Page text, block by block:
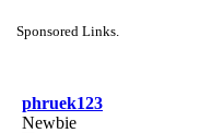
Sponsored Links.
phruek123
Newbie